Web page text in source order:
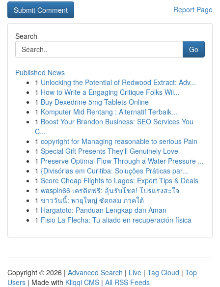
Report Page
Search
Go
Published News
1 Unlocking the Potential of Redwood Extract: Adv...
1 How to Write a Engaging Critique Folks Wil...
1 Buy Dexedrine 5mg Tablets Online
1 Komputer Mid Rentang : Alternatif Terbaik...
1 Boost Your Brandon Business: SEO Services You
C...
1 copyright for Managing reasonable to serious Pain
1 Special Gift Presents They'll Genuinely Love
1 Preserve Optimal Flow Through a Water Pressure ...
1 {Divisórias em Curitiba: Soluções Práticas par...
1 Score Cheap Flights to Lagos: Expert Tips & Deals
1 waspin66 เครดิตฟรี: ลุ้นรับโชค! โปรแรงสะใจ
1 ข่าววันนี้: พายุใหญ่ ซัดถล่ม ภาคใต้
1 Hargatoto: Panduan Lengkap dan Aman
1 Fisio La Flecha: Tu aliado en recuperación física
Copyright © 2026 | Advanced Search | Live | Tag Cloud | Top
Users | Made with Kliqqi CMS | All RSS Feeds